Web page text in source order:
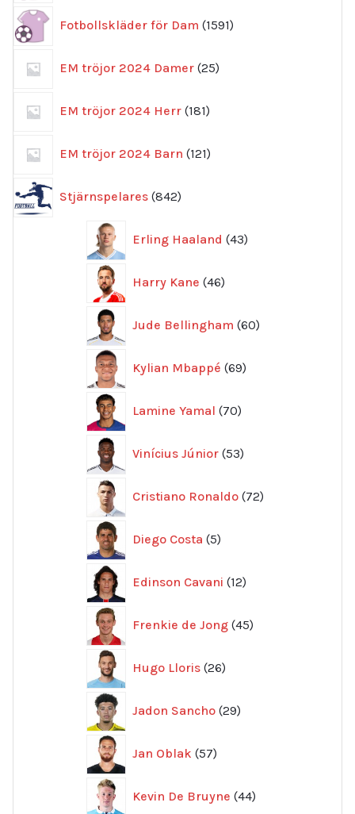
Fotbollskläder för Dam 1591
produkter
EM tröjor 2024 Damer 25
produkter
EM tröjor 2024 Herr 181
produkter
EM tröjor 2024 Barn 121
produkter
Stjärnspelares 842
produkter
Erling Haaland 43
produkter
Harry Kane 46
produkter
Jude Bellingham 60
produkter
Kylian Mbappé 69
produkter
Lamine Yamal 70
produkter
Vinícius Júnior 53
produkter
Cristiano Ronaldo 72
produkter
Diego Costa 5
produkter
Edinson Cavani 12
produkter
Frenkie de Jong 45
produkter
Hugo Lloris 26
produkter
Jadon Sancho 29
produkter
Jan Oblak 57
produkter
Kevin De Bruyne 44
produkter